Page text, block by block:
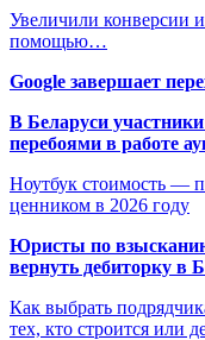
Увеличили конверсии
помощью…
Google завершает
В Беларуси
перебоями в работе
Ноутбук стоимость —
ценником в 2026 году
Юристы по
вернуть дебиторку в
Как выбрать
тех, кто строится или